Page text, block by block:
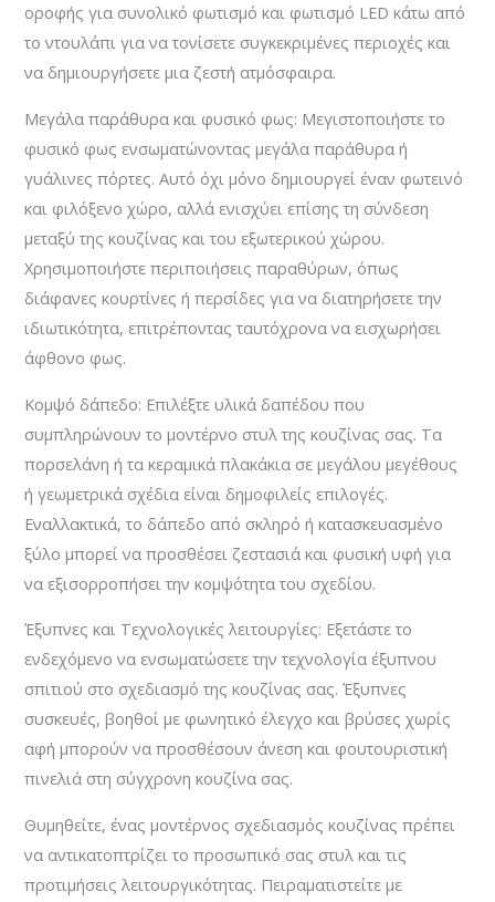
οροφής για συνολικό φωτισμό και φωτισμό LED κάτω από
το ντουλάπι για να τονίσετε συγκεκριμένες περιοχές και
να δημιουργήσετε μια ζεστή ατμόσφαιρα.
Μεγάλα παράθυρα και φυσικό φως: Μεγιστοποιήστε το
φυσικό φως ενσωματώνοντας μεγάλα παράθυρα ή
γυάλινες πόρτες. Αυτό όχι μόνο δημιουργεί έναν φωτεινό
και φιλόξενο χώρο, αλλά ενισχύει επίσης τη σύνδεση
μεταξύ της κουζίνας και του εξωτερικού χώρου.
Χρησιμοποιήστε περιποιήσεις παραθύρων, όπως
διάφανες κουρτίνες ή περσίδες για να διατηρήσετε την
ιδιωτικότητα, επιτρέποντας ταυτόχρονα να εισχωρήσει
άφθονο φως.
Κομψό δάπεδο: Επιλέξτε υλικά δαπέδου που
συμπληρώνουν το μοντέρνο στυλ της κουζίνας σας. Τα
πορσελάνη ή τα κεραμικά πλακάκια σε μεγάλου μεγέθους
ή γεωμετρικά σχέδια είναι δημοφιλείς επιλογές.
Εναλλακτικά, το δάπεδο από σκληρό ή κατασκευασμένο
ξύλο μπορεί να προσθέσει ζεστασιά και φυσική υφή για
να εξισορροπήσει την κομψότητα του σχεδίου.
Έξυπνες και Τεχνολογικές λειτουργίες: Εξετάστε το
ενδεχόμενο να ενσωματώσετε την τεχνολογία έξυπνου
σπιτιού στο σχεδιασμό της κουζίνας σας. Έξυπνες
συσκευές, βοηθοί με φωνητικό έλεγχο και βρύσες χωρίς
αφή μπορούν να προσθέσουν άνεση και φουτουριστική
πινελιά στη σύγχρονη κουζίνα σας.
Θυμηθείτε, ένας μοντέρνος σχεδιασμός κουζίνας πρέπει
να αντικατοπτρίζει το προσωπικό σας στυλ και τις
προτιμήσεις λειτουργικότητας. Πειραματιστείτε με